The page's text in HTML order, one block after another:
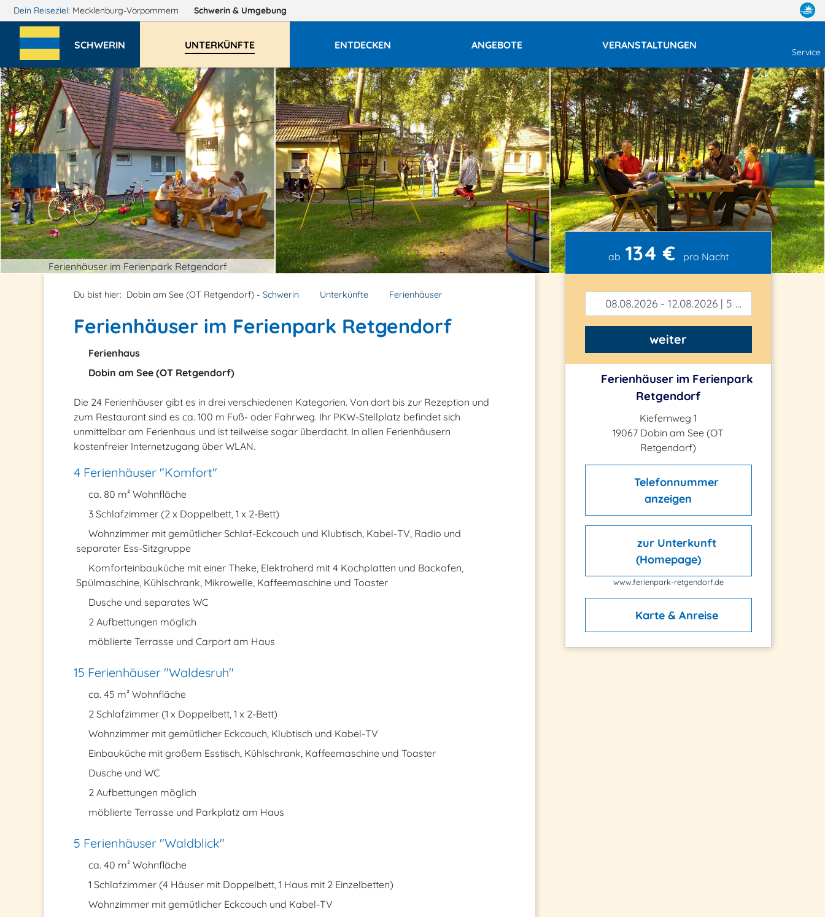
Dein Reiseziel: Mecklenburg-Vorpommern Schwerin & Umgebung
SCHWERIN UNTERKÜNFTE ENTDECKEN ANGEBOTE VERANSTALTUNGEN
Service
Ferienhäuser im Ferienpark Retgendorf
Du bist hier: Dobin am See (OT Retgendorf) - Schwerin Unterkünfte Ferienhäuser
Ferienhäuser im Ferienpark Retgendorf
Ferienhaus
Dobin am See (OT Retgendorf)
Die 24 Ferienhäuser gibt es in drei verschiedenen Kategorien. Von dort bis zur Rezeption und
zum Restaurant sind es ca. 100 m Fuß- oder Fahrweg. Ihr PKW-Stellplatz befindet sich
unmittelbar am Ferienhaus und ist teilweise sogar überdacht. In allen Ferienhäusern
kostenfreier Internetzugang über WLAN.
4 Ferienhäuser "Komfort"
ca. 80 m² Wohnfläche
3 Schlafzimmer (2 x Doppelbett, 1 x 2-Bett)
Wohnzimmer mit gemütlicher Schlaf-Eckcouch und Klubtisch, Kabel-TV, Radio und
separater Ess-Sitzgruppe
Komforteinbauküche mit einer Theke, Elektroherd mit 4 Kochplatten und Backofen,
Spülmaschine, Kühlschrank, Mikrowelle, Kaffeemaschine und Toaster
Dusche und separates WC
2 Aufbettungen möglich
möblierte Terrasse und Carport am Haus
15 Ferienhäuser "Waldesruh"
ca. 45 m² Wohnfläche
2 Schlafzimmer (1 x Doppelbett, 1 x 2-Bett)
Wohnzimmer mit gemütlicher Eckcouch, Klubtisch und Kabel-TV
Einbauküche mit großem Esstisch, Kühlschrank, Kaffeemaschine und Toaster
Dusche und WC
2 Aufbettungen möglich
möblierte Terrasse und Parkplatz am Haus
5 Ferienhäuser "Waldblick"
ca. 40 m² Wohnfläche
1 Schlafzimmer (4 Häuser mit Doppelbett, 1 Haus mit 2 Einzelbetten)
Wohnzimmer mit gemütlicher Eckcouch und Kabel-TV
ab 134 € pro Nacht
08.08.2026 - 12.08.2026 | 5 Tage
weiter
Ferienhäuser im Ferienpark
Retgendorf
Kiefernweg 1
19067 Dobin am See (OT
Retgendorf)
Telefonnummer
anzeigen
zur Unterkunft
(Homepage)
www.ferienpark-retgendorf.de
Karte & Anreise